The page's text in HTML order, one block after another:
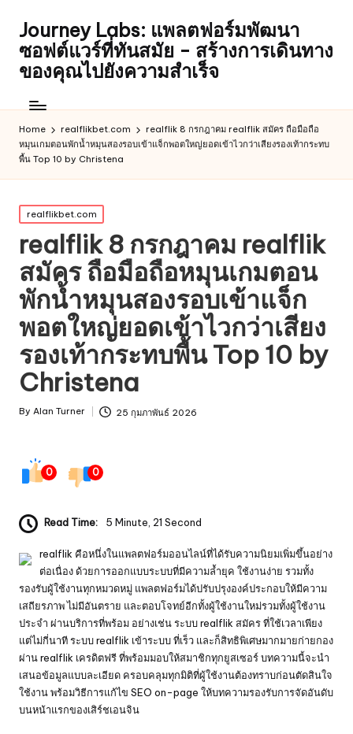
Journey Labs: แพลตฟอร์มพัฒนา
ซอฟต์แวร์ที่ทันสมัย - สร้างการเดินทาง
ของคุณไปยังความสำเร็จ
Home realflikbet.com
realflik 8 กรกฎาคม realflik สมัคร ถือมือถือ
หมุนเกมตอนพักน้ำหมุนสองรอบเข้าแจ็กพอตใหญ่ยอดเข้าไวกว่าเสียงรองเท้ากระทบ
พื้น Top 10 by Christena
Posted
in
realflikbet.com
realflik 8 กรกฎาคม realflik
สมัคร ถือมือถือหมุนเกมตอน
พักน้ำหมุนสองรอบเข้าแจ็ก
พอตใหญ่ยอดเข้าไวกว่าเสียง
รองเท้ากระทบพื้น Top 10 by
Christena
Posted
By Alan Turner 25 กุมภาพันธ์ 2026
0 0
Read Time: 5 Minute, 21 Second
realflik คือหนึ่งในแพลตฟอร์มออนไลน์ที่ได้รับความนิยมเพิ่มขึ้นอย่าง
ต่อเนื่อง ด้วยการออกแบบระบบที่มีความล้ำยุค ใช้งานง่าย รวมทั้ง
รองรับผู้ใช้งานทุกหมวดหมู่ แพลตฟอร์มได้ปรับปรุงองค์ประกอบให้มีความ
เสถียรภาพ ไม่มีอันตราย และตอบโจทย์อีกทั้งผู้ใช้งานใหม่รวมทั้งผู้ใช้งาน
ประจำ ผ่านบริการที่พร้อม อย่างเช่น ระบบ realflik สมัคร ที่ใช้เวลาเพียง
แต่ไม่กี่นาที ระบบ realflik เข้าระบบ ที่เร็ว และก็สิทธิพิเศษมากมายก่ายกอง
ผ่าน realflik เครดิตฟรี ที่พร้อมมอบให้สมาชิกทุกยูสเซอร์ บทความนี้จะนำ
เสนอข้อมูลแบบละเอียด ครอบคลุมทุกมิติที่ผู้ใช้งานต้องทราบก่อนตัดสินใจ
ใช้งาน พร้อมวิธีการแก้ไข SEO on-page ให้บทความรองรับการจัดอันดับ
บนหน้าแรกของเสิร์ชเอนจิน